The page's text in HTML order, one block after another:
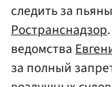
следить за
Ространснадзор
ведомства
за полный